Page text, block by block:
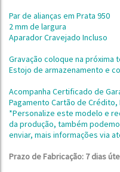
Par de alianças em Prata 950
2 mm de largura
Aparador Cravejado Incluso
Gravação coloque na próxima
Estojo de armazenamento e
Acompanha Certificado de
Pagamento Cartão de
*Personalize este modelo e
da produção, também
enviar, mais informações via
Prazo de Fabricação: 7 dias